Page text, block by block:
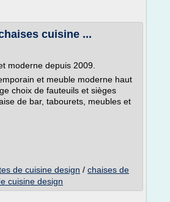
cuisine ...
moderne depuis 2009.
et meuble moderne haut
choix de fauteuils et sièges
de bar, tabourets, meubles et
de cuisine design / chaises de
cuisine design